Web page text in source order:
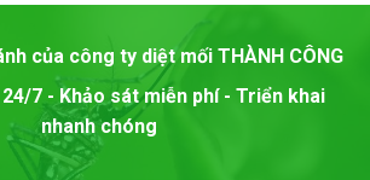
của công ty diệt mối THÀNH CÔNG
7 - Khảo sát miễn phí - Triển khai
nhanh chóng